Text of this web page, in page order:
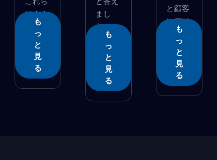
はすぐ
に...も
っ
と
見
る
まし
た。
も
っ
と
見
る
と顧客
にデジ
�...も
っ
と
見
る